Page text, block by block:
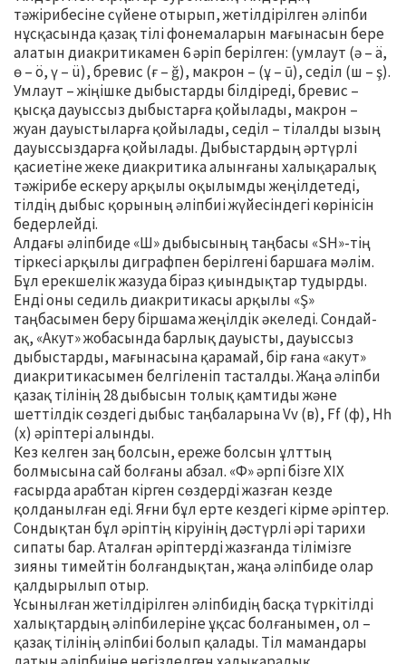
тәжірибесіне сүйене отырып, жетілдірілген әліпби
нұсқасында қазақ тілі фонемаларын мағынасын бере
алатын диакритикамен 6 әріп берілген: (умлаут (ә – ä,
ө – ö, ү – ü), бревис (ғ – ğ), макрон – (ұ – ū), седіл (ш – ş).
Умлаут – жіңішке дыбыстарды білдіреді, бревис –
қысқа дауыссыз дыбыстарға қойылады, макрон –
жуан дауыстыларға қойылады, седіл – тілалды ызың
дауыссыздарға қойылады. Дыбыстардың әртүрлі
қасиетіне жеке диакритика алынғаны халықаралық
тәжірибе ескеру арқылы оқылымды жеңілдетеді,
тілдің дыбыс қорының әліпбиі жүйесіндегі көрінісін
бедерлейді.
Алдағы әліпбиде «Ш» дыбысының таңбасы «SH»-тің
тіркесі арқылы диграфпен берілгені баршаға мәлім.
Бұл ерекшелік жазуда біраз қиындықтар тудырды.
Енді оны седиль диакритикасы арқылы «Ş»
таңбасымен беру біршама жеңілдік әкеледі. Сондай-
ақ, «Акут» жобасында барлық дауысты, дауыссыз
дыбыстарды, мағынасына қарамай, бір ғана «акут»
диакритикасымен белгіленіп тасталды. Жаңа әліпби
қазақ тілінің 28 дыбысын толық қамтиды және
шеттілдік сөздегі дыбыс таңбаларына Vv (в), Ff (ф), Hһ
(х) әріптері алынды.
Кез келген заң болсын, ереже болсын ұлттың
болмысына сай болғаны абзал. «Ф» әрпі бізге ХІХ
ғасырда арабтан кірген сөздерді жазған кезде
қолданылған еді. Яғни бұл ерте кездегі кірме әріптер.
Сондықтан бұл әріптің кіруінің дәстүрлі әрі тарихи
сипаты бар. Аталған әріптерді жазғанда тілімізге
зияны тимейтін болғандықтан, жаңа әліпбиде олар
қалдырылып отыр.
Ұсынылған жетілдірілген әліпбидің басқа түркітілді
халықтардың әліпбилеріне ұқсас болғанымен, ол –
қазақ тілінің әліпбиі болып қалады. Тіл мамандары